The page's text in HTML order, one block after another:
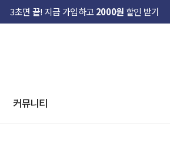
3초면 끝! 지금 가입하고2000원 할인 받기
커뮤니티